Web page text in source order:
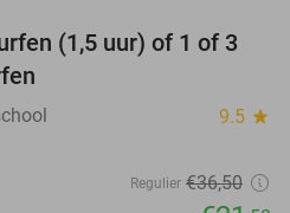
41%
(1,5 uur) of 1 of 3
9.5 star
Regulier €36,50